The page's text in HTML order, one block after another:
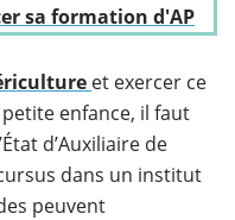
sa formation d'AP
et exercer ce
enfance, il faut
d’Auxiliaire de
dans un institut
peuvent